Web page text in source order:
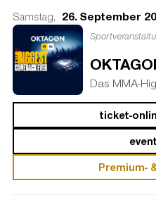
Samstag, 26. September
Das MMA-
ticket-
Premium-